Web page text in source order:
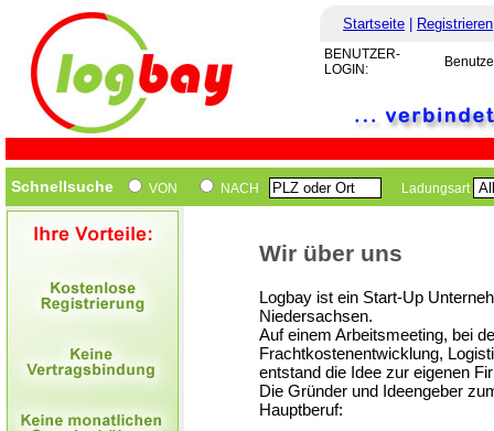
Startseite Registrieren
BENUTZER-
LOGIN:
Schnellsuche VON NACH Ladungsart
Wir über uns
Logbay ist ein Start-Up
Niedersachsen.
Auf einem Arbeitsmeeting, bei
Frachtkostenentwicklung,
entstand die Idee zur eigenen
Die Gründer und Ideengeber
Hauptberuf: